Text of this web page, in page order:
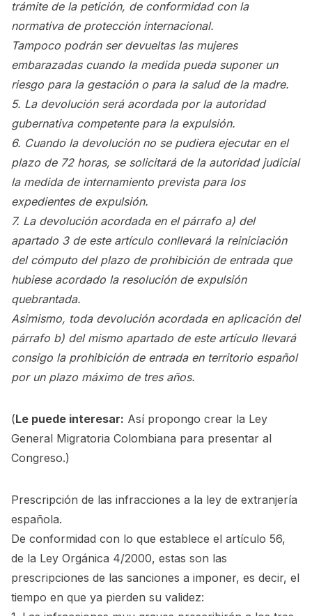
trámite de la petición, de conformidad con la
normativa de protección internacional.
Tampoco podrán ser devueltas las mujeres
embarazadas cuando la medida pueda suponer un
riesgo para la gestación o para la salud de la madre.
5. La devolución será acordada por la autoridad
gubernativa competente para la expulsión.
6. Cuando la devolución no se pudiera ejecutar en el
plazo de 72 horas, se solicitará de la autoridad judicial
la medida de internamiento prevista para los
expedientes de expulsión.
7. La devolución acordada en el párrafo a) del
apartado 3 de este artículo conllevará la reiniciación
del cómputo del plazo de prohibición de entrada que
hubiese acordado la resolución de expulsión
quebrantada.
Asimismo, toda devolución acordada en aplicación del
párrafo b) del mismo apartado de este artículo llevará
consigo la prohibición de entrada en territorio español
por un plazo máximo de tres años.
(Le puede interesar: Así propongo crear la Ley
General Migratoria Colombiana para presentar al
Congreso.)
Prescripción de las infracciones a la ley de extranjería
española.
De conformidad con lo que establece el artículo 56,
de la Ley Orgánica 4/2000, estas son las
prescripciones de las sanciones a imponer, es decir, el
tiempo en que ya pierden su validez: